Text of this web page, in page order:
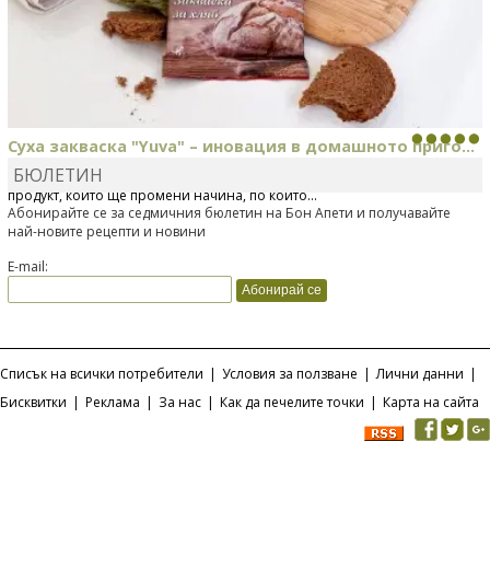
Суха закваска "Yuva" – иновация в домашното приго...
Отскоро Лесафр България стартира предлагането на изцяло нов
продукт, който ще промени начина, по който...
БЮЛЕТИН
Абонирайте се за седмичния бюлетин на Бон Апети и получавайте
най-новите рецепти и новини
E-mail:
Списък на всички потребители | Условия за ползване | Лични данни |
Бисквитки | Реклама | За нас | Как да печелите точки | Карта на сайта